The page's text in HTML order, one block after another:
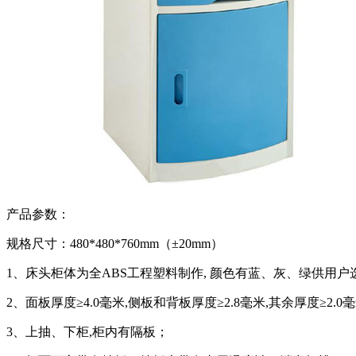
产品参数：
规格尺寸：480*480*760mm（±20mm）
1、床头柜体为全ABS工程塑料制作, 颜色有蓝、灰、绿供用户
2、面板厚度≥4.0毫米,侧板和背板厚度≥2.8毫米,其余厚度≥2.0毫
3、上抽、下柜,柜内有隔板；